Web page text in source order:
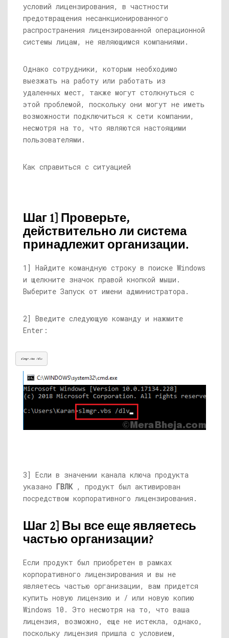
условий лицензирования, в частности
предотвращения несанкционированного
распространения лицензированной операционной
системы лицам, не являющимся компаниями.
Однако сотрудники, которым необходимо
выезжать на работу или работать из
удаленных мест, также могут столкнуться с
этой проблемой, поскольку они могут не иметь
возможности подключиться к сети компании,
несмотря на то, что являются настоящими
пользователями.
Как справиться с ситуацией
Шаг 1] Проверьте,
действительно ли система
принадлежит организации.
1] Найдите командную строку в поиске Windows
и щелкните значок правой кнопкой мыши.
Выберите Запуск от имени администратора.
2] Введите следующую команду и нажмите
Enter:
slmgr.vbs /dlv
3] Если в значении канала ключа продукта
указано ГВЛК , продукт был активирован
посредством корпоративного лицензирования.
Шаг 2] Вы все еще являетесь
частью организации?
Если продукт был приобретен в рамках
корпоративного лицензирования и вы не
являетесь частью организации, вам придется
купить новую лицензию и / или новую копию
Windows 10. Это несмотря на то, что ваша
лицензия, возможно, еще не истекла, однако,
поскольку лицензия пришла с условием,